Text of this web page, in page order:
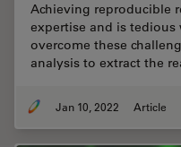
Achieving reproducible
expertise and is
overcome these
analysis to extract the
Jan 10, 2022 Article